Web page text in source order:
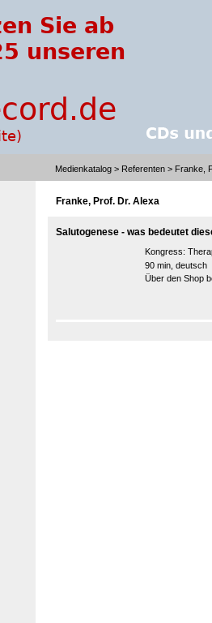
Medienkatalog > Referenten > Franke,
Franke, Prof. Dr. Alexa
Salutogenese - was bedeutet
Kongress:
90 min, deutsch
Über den Shop